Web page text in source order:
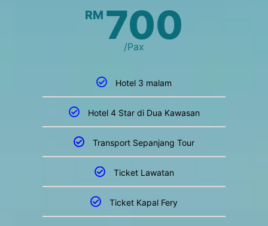
RM 700
/Pax
Hotel 3 malam
Hotel 4 Star di Dua Kawasan
Transport Sepanjang Tour
Ticket Lawatan
Ticket Kapal Fery